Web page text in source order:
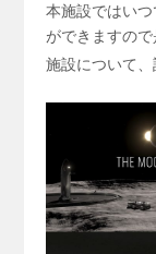
本施設ではい
ができますので
施設について